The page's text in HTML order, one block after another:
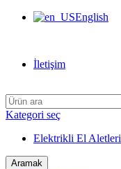
English
İletişim
Kategori seç
Elektrikli El Aletleri
Aramak